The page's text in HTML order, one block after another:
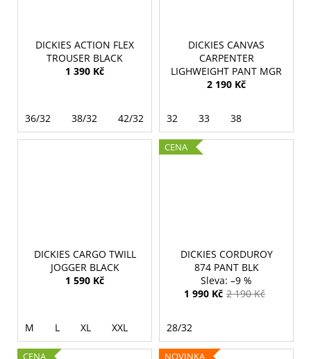
DICKIES ACTION FLEX
TROUSER BLACK
1 390 Kč
36/32 38/32 42/32
DICKIES CANVAS
CARPENTER
LIGHWEIGHT PANT MGR
2 190 Kč
32 33 38
DICKIES CARGO TWILL
JOGGER BLACK
1 590 Kč
M L XL XXL
CENA
DICKIES CORDUROY
874 PANT BLK
–9 %
1 990 Kč 2 190 Kč
28/32
CENA NOVINKA